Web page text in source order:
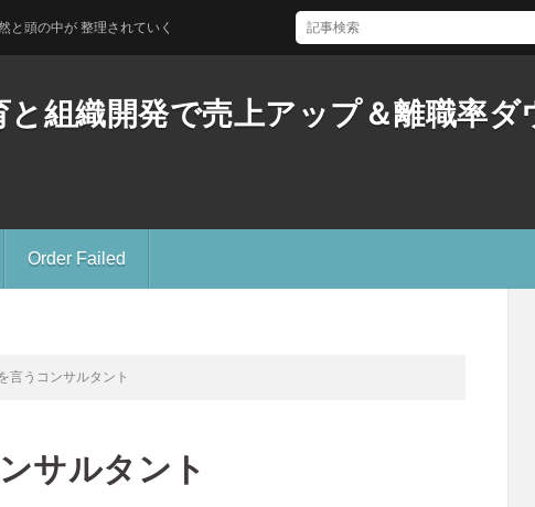
組織開発で売上アップ＆離職率
Order Failed
中が 整理されていく
言うコンサルタント
サルタント